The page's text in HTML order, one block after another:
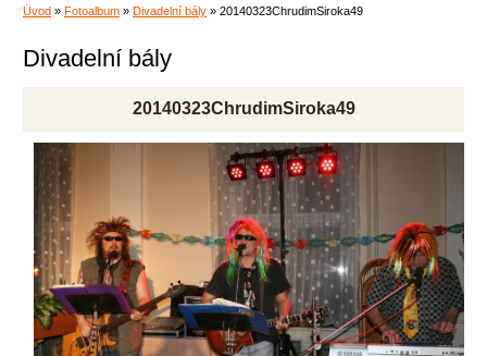
Úvod » Fotoalbum » Divadelní bály » 20140323ChrudimSiroka49
Divadelní bály
20140323ChrudimSiroka49